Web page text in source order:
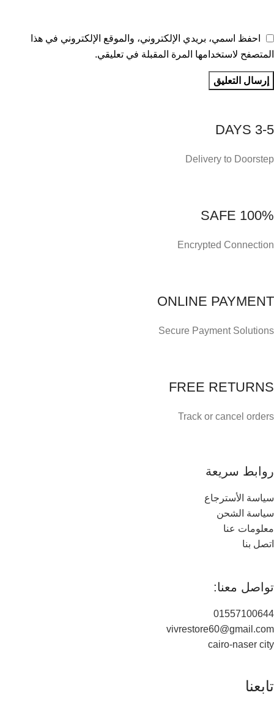
احفظ اسمي، بريدي الإلكتروني، والموقع الإلكتروني في هذا
المتصفح لاستخدامها المرة المقبلة في تعليقي.
FREE RETURNS
Track or cancel orders
ONLINE PAYMENT
Secure Payment Solutions
100% SAFE
Encrypted Connection
3-5 DAYS
Delivery to Doorstep
روابط سريعة
سياسة الأسترجاع
سياسة الشحن
معلومات عنا
اتصل بنا
تواصل معنا:
01557100644
vivrestore60@gmail.com
cairo-naser city
تابعنا